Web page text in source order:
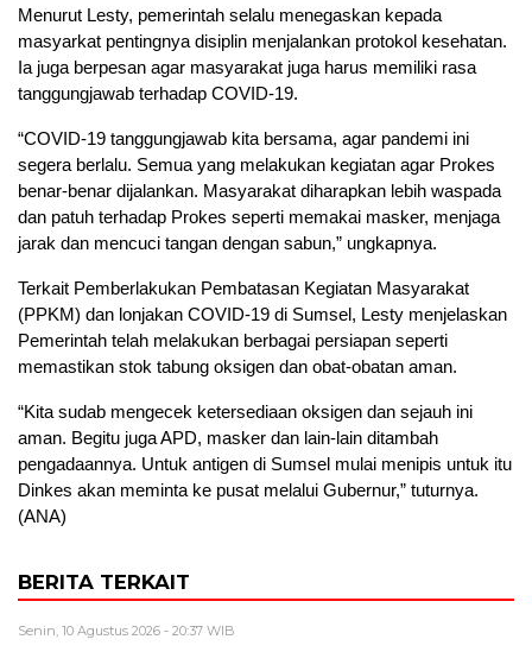
Menurut Lesty, pemerintah selalu menegaskan kepada
masyarkat pentingnya disiplin menjalankan protokol kesehatan.
Ia juga berpesan agar masyarakat juga harus memiliki rasa
tanggungjawab terhadap COVID-19.
“COVID-19 tanggungjawab kita bersama, agar pandemi ini
segera berlalu. Semua yang melakukan kegiatan agar Prokes
benar-benar dijalankan. Masyarakat diharapkan lebih waspada
dan patuh terhadap Prokes seperti memakai masker, menjaga
jarak dan mencuci tangan dengan sabun,” ungkapnya.
Terkait Pemberlakukan Pembatasan Kegiatan Masyarakat
(PPKM) dan lonjakan COVID-19 di Sumsel, Lesty menjelaskan
Pemerintah telah melakukan berbagai persiapan seperti
memastikan stok tabung oksigen dan obat-obatan aman.
“Kita sudab mengecek ketersediaan oksigen dan sejauh ini
aman. Begitu juga APD, masker dan lain-lain ditambah
pengadaannya. Untuk antigen di Sumsel mulai menipis untuk itu
Dinkes akan meminta ke pusat melalui Gubernur,” tuturnya.
(ANA)
BERITA TERKAIT
Senin, 10 Agustus 2026 - 20:37 WIB